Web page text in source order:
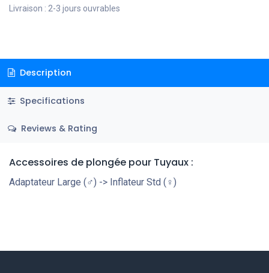
Livraison : 2-3 jours ouvrables
Description
Specifications
Reviews & Rating
Accessoires de plongée pour Tuyaux :
Adaptateur Large (♂) -> Inflateur Std (♀)